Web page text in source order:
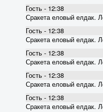
Гость - 12:38
Сракета еловый елдак.
Гость - 12:38
Сракета еловый елдак.
Гость - 12:38
Сракета еловый елдак.
Гость - 12:38
Сракета еловый елдак.
Гость - 12:38
Сракета еловый елдак.